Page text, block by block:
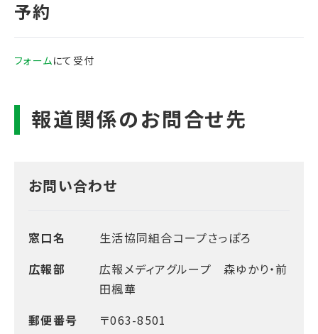
フォームにて受付
お問い合わせ
窓口名
生活協同組合コープさっぽろ
広報部
広報メディアグループ 森ゆかり・前
田楓華
郵便番号
〒063-8501